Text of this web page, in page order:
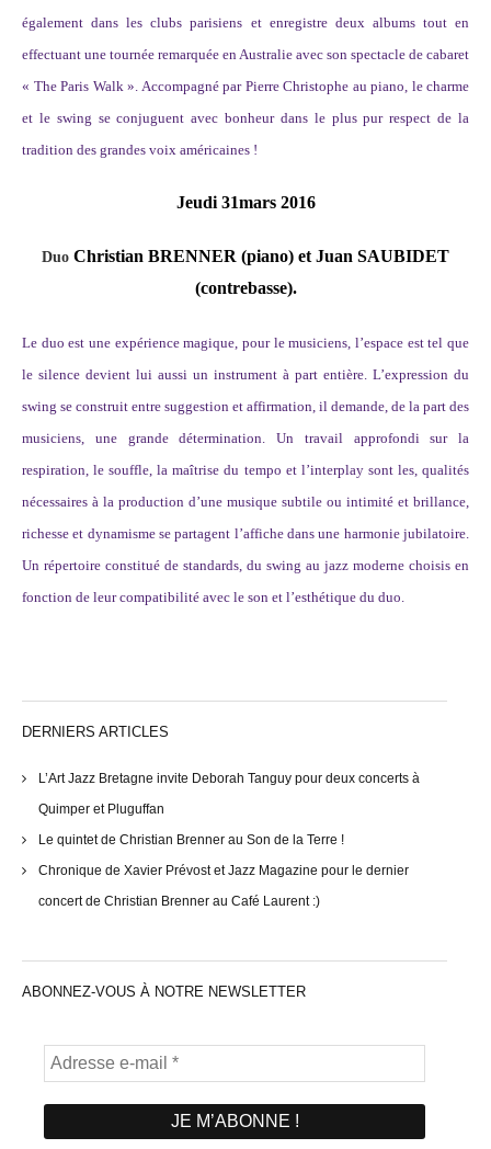
également dans les clubs parisiens et enregistre deux albums tout en
effectuant une tournée remarquée en Australie avec son spectacle de cabaret
« The Paris Walk ». Accompagné par Pierre Christophe au piano, le charme
et le swing se conjuguent avec bonheur dans le plus pur respect de la
tradition des grandes voix américaines !
Jeudi 31mars 2016
Duo Christian BRENNER (piano) et Juan SAUBIDET
(contrebasse).
Le duo est une expérience magique, pour le musiciens, l’espace est tel que
le silence devient lui aussi un instrument à part entière. L’expression du
swing se construit entre suggestion et affirmation, il demande, de la part des
musiciens, une grande détermination. Un travail approfondi sur la
respiration, le souffle, la maîtrise du tempo et l’interplay sont les, qualités
nécessaires à la production d’une musique subtile ou intimité et brillance,
richesse et dynamisme se partagent l’affiche dans une harmonie jubilatoire.
Un répertoire constitué de standards, du swing au jazz moderne choisis en
fonction de leur compatibilité avec le son et l’esthétique du duo.
DERNIERS ARTICLES
L’Art Jazz Bretagne invite Deborah Tanguy pour deux concerts à
Quimper et Pluguffan
Le quintet de Christian Brenner au Son de la Terre !
Chronique de Xavier Prévost et Jazz Magazine pour le dernier
concert de Christian Brenner au Café Laurent :)
ABONNEZ-VOUS À NOTRE NEWSLETTER